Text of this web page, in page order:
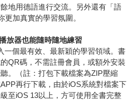
地用德語進行交流。另外還有「語
加真實的學習氛圍。
放器也能隨時隨地練習
一個最有效、最新穎的學習領域。書
QR碼，不需註冊會員，或額外安裝
。（註：打包下載檔案為ZIP壓縮
再行下載，由於iOS系統對檔案下
至iOS 13以上，方可使用全書完整